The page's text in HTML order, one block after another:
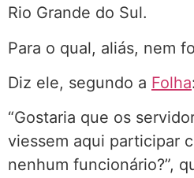
Rio Grande do Sul.
Para o qual, aliás, nem
Diz ele, segundo a Folha:
“Gostaria que os
viessem aqui participar
nenhum funcionário?”,